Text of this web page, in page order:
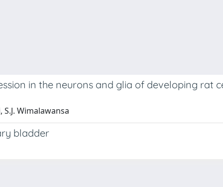
in the neurons and glia of developing rat
Wimalawansa
bladder